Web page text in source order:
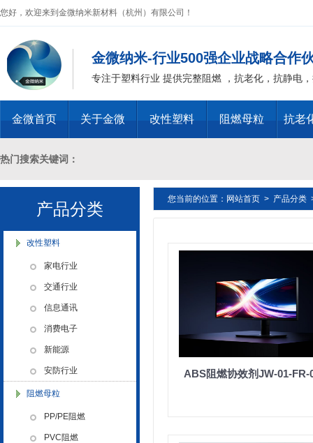
您好，欢迎来到金微纳米新材料（杭州）有限公司！
金微纳米-行业500强企业战略合作
专注于塑料行业 提供完整阻燃 ，抗老化，抗静电
金微首页 关于金微 改性塑料 阻燃母粒 抗老
热门搜索关键词：
十溴二苯乙烷母粒，三氧化二锑母粒，三氧化二锑替代物 PVC 无卤
燃 ABS阻燃 ，PA 阻燃，PET阻燃 ，PBT阻燃 ，环氧树脂阻燃，玻璃
化，抗静电母粒，阻燃料，抗老化料，环氧树脂抗老化，油漆涂料抗菌
色母粒 氧化诱导剂，
产品分类
改性塑料
家电行业
交通行业
信息通讯
消费电子
新能源
安防行业
阻燃母粒
PP/PE阻燃
PVC阻燃
业”称号
您当前的位置： 网站首页 > 产品分类
ABS阻燃协效剂JW-01-FR-